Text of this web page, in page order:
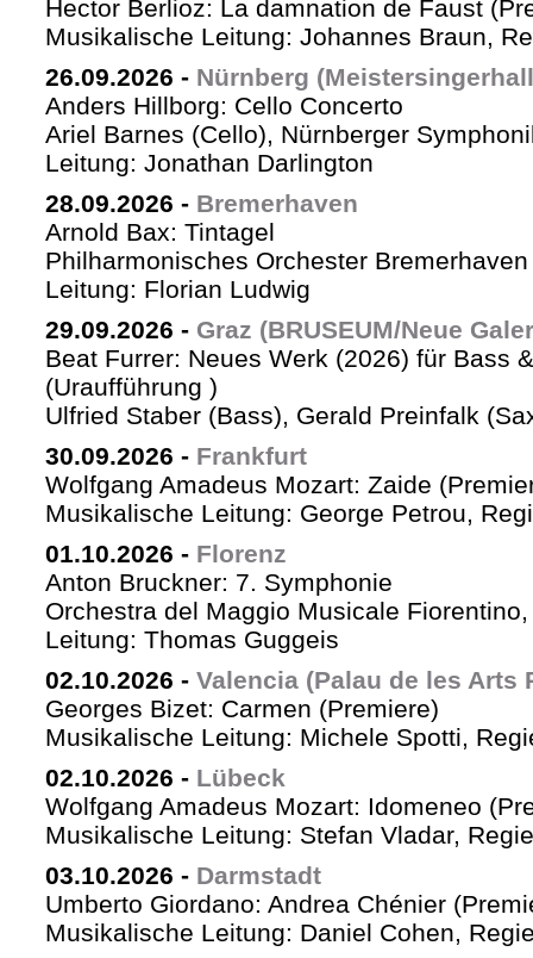
Hector Berlioz: La damnation de Faust
Musikalische Leitung: Johannes Braun,
26.09.2026 - Nürnberg
Anders Hillborg: Cello Concerto
Ariel Barnes (Cello), Nürnberger
Leitung: Jonathan Darlington
28.09.2026 - Bremerhaven
Arnold Bax: Tintagel
Philharmonisches Orchester
Leitung: Florian Ludwig
29.09.2026 - Graz (BRUSEUM/Neue
Beat Furrer: Neues Werk (2026) für Bass
(Uraufführung )
Ulfried Staber (Bass), Gerald Preinfalk
30.09.2026 - Frankfurt
Wolfgang Amadeus Mozart: Zaide
Musikalische Leitung: George Petrou,
01.10.2026 - Florenz
Anton Bruckner: 7. Symphonie
Orchestra del Maggio Musicale
Leitung: Thomas Guggeis
02.10.2026 - Valencia (Palau de les Arts
Georges Bizet: Carmen (Premiere)
Musikalische Leitung: Michele Spotti,
02.10.2026 - Lübeck
Wolfgang Amadeus Mozart: Idomeneo
Musikalische Leitung: Stefan Vladar,
03.10.2026 - Darmstadt
Umberto Giordano: Andrea Chénier
Musikalische Leitung: Daniel Cohen,